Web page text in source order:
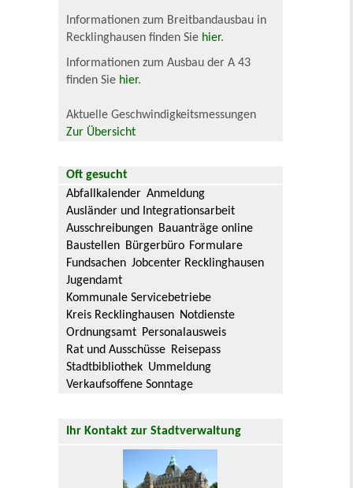
Informationen zum Breitbandausbau in
Recklinghausen finden Sie hier.
Informationen zum Ausbau der A 43
finden Sie hier.
Aktuelle Geschwindigkeitsmessungen
Zur Übersicht
Oft gesucht
Abfallkalender Anmeldung
Ausländer und Integrationsarbeit
Ausschreibungen Bauanträge online
Baustellen Bürgerbüro Formulare
Fundsachen Jobcenter Recklinghausen
Jugendamt
Kommunale Servicebetriebe
Kreis Recklinghausen Notdienste
Ordnungsamt Personalausweis
Rat und Ausschüsse Reisepass
Stadtbibliothek Ummeldung
Verkaufsoffene Sonntage
Ihr Kontakt zur Stadtverwaltung